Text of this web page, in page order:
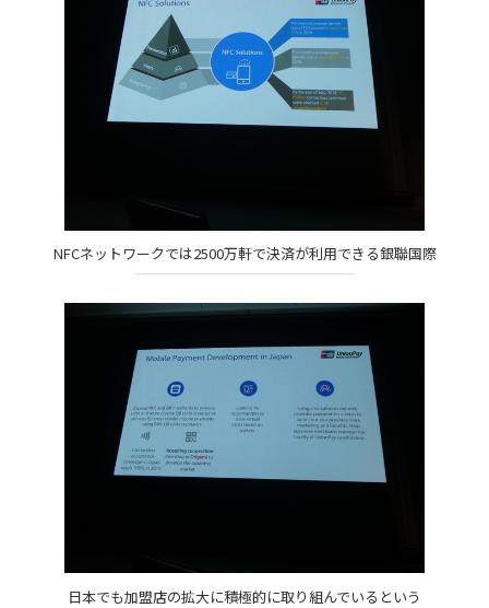
NFCネットワークでは2500万軒で決済が利用できる銀聯国際
日本でも加盟店の拡大に積極的に取り組んでいるという